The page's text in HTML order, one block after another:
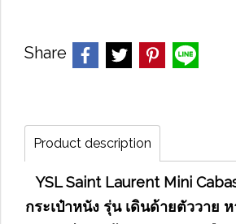
Share
Product description
YSL Saint Laurent Mini
กระเป๋าหนัง รุ่น เดินด้ายตัววาย